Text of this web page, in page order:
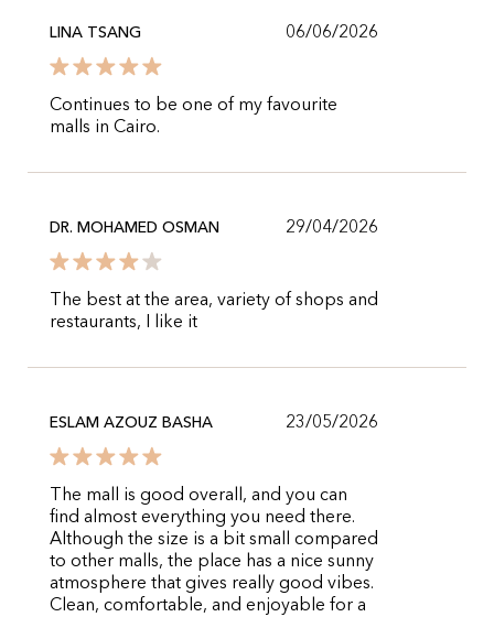
LINA TSANG 06/06/2026
Continues to be one of my favourite
malls in Cairo.
DR. MOHAMED OSMAN 29/04/2026
The best at the area, variety of shops and
restaurants, I like it
ESLAM AZOUZ BASHA 23/05/2026
The mall is good overall, and you can
find almost everything you need there.
Although the size is a bit small compared
to other malls, the place has a nice sunny
atmosphere that gives really good vibes.
Clean, comfortable, and enjoyable for a